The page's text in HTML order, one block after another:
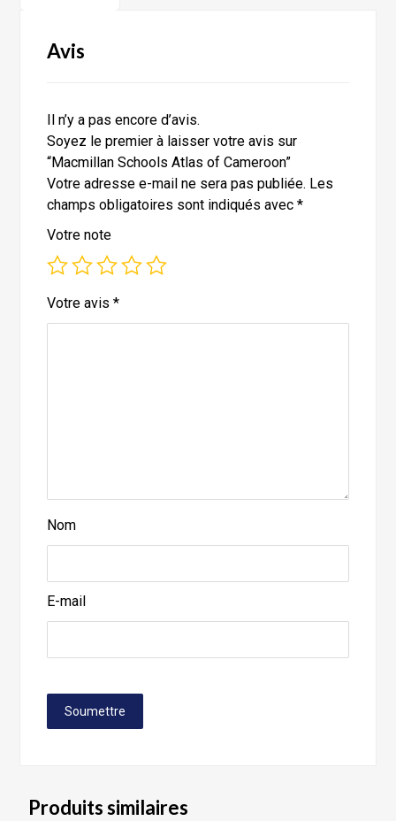
Avis
Il n’y a pas encore d’avis.
Soyez le premier à laisser votre avis sur
“Macmillan Schools Atlas of Cameroon”
Votre adresse e-mail ne sera pas publiée. Les
champs obligatoires sont indiqués avec*
Votre note
Votre avis*
Nom
E-mail
Produits similaires